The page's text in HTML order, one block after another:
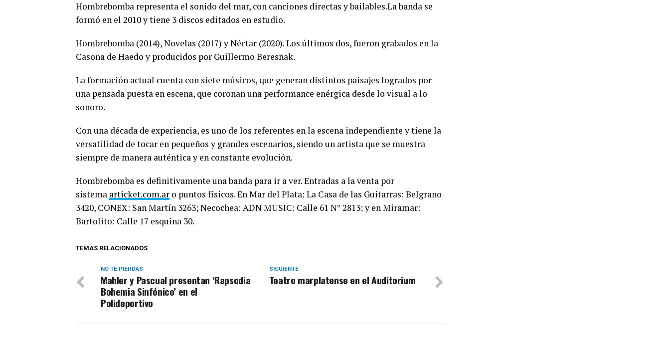
Hombrebomba representa el sonido del mar, con canciones directas y bailables.La banda se
formó en el 2010 y tiene 3 discos editados en estudio.
Hombrebomba (2014), Novelas (2017) y Néctar (2020). Los últimos dos, fueron grabados en la
Casona de Haedo y producidos por Guillermo Beresñak.
La formación actual cuenta con siete músicos, que generan distintos paisajes logrados por
una pensada puesta en escena, que coronan una performance enérgica desde lo visual a lo
sonoro.
Con una década de experiencia, es uno de los referentes en la escena independiente y tiene la
versatilidad de tocar en pequeños y grandes escenarios, siendo un artista que se muestra
siempre de manera auténtica y en constante evolución.
Hombrebomba es definitivamente una banda para ir a ver. Entradas a la venta por
sistema articket.com.ar o puntos físicos. En Mar del Plata: La Casa de las Guitarras: Belgrano
3420, CONEX: San Martín 3263; Necochea: ADN MUSIC: Calle 61 N° 2813; y en Miramar:
Bartolito: Calle 17 esquina 30.
TEMAS RELACIONADOS
SIGUIENTE
Teatro marplatense en el Auditorium
NO TE PIERDAS
Mahler y Pascual presentan ‘Rapsodia
Bohemia Sinfónico’ en el
Polideportivo